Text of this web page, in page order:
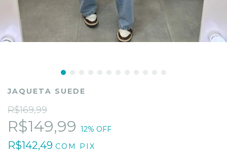
JAQUETA SUEDE
R$169,99
R$149,99 12% OFF
R$142,49 COM PIX